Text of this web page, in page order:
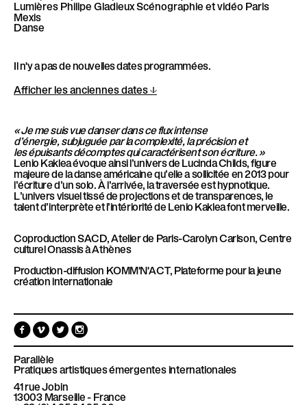
Lumières Philipe GladieuxScénographie et vidéo Paris
Mexis
Danse
Il n'y a pas de nouvelles dates programmées.
Afficher les anciennes dates
« Je me suis vue danser dans ce flux intense
d’énergie, subjuguée par la complexité, la précision et
les épuisants décomptes qui caractérisent son écriture. »
Lenio Kaklea évoque ainsi l’univers de Lucinda Childs, figure
majeure de la danse américaine qu’elle a sollicitée en 2013 pour
l’écriture d’un solo. À l’arrivée, la traversée est hypnotique.
L’univers visuel tissé de projections et de transparences, le
talent d’interprète et l’intériorité de Lenio Kaklea font merveille.
CoproductionSACD, Atelier de Paris-Carolyn Carlson, Centre
culturel Onassis à Athènes
Production-diffusion KOMM'N'ACT, Plateforme pour la jeune
création internationale
F
a
c
e
b
o
o
k
V
i
m
e
o
T
w
i
t
e
s
a
g
a
Parallèle
Pratiques artistiques émergentes internationales
41 rue Jobin
13003 Marseille - France